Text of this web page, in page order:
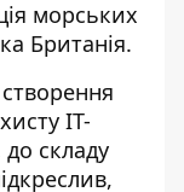
морських
Британія.
ІТ-
складу